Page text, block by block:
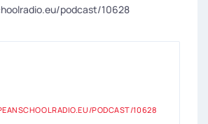
podcast/10628
PODCAST/10628